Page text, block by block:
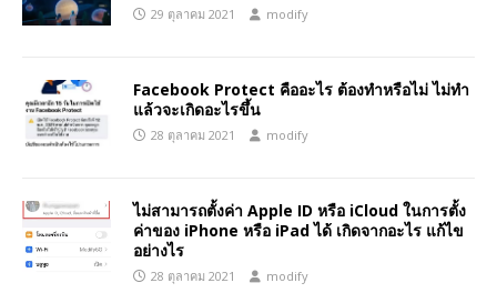
29 ตุลาคม 2021 modify
Facebook Protect คืออะไร ต้องทำหรือไม่ ไม่ทำ
แล้วจะเกิดอะไรขึ้น
28 ตุลาคม 2021 modify
ไม่สามารถตั้งค่า Apple ID หรือ iCloud ในการตั้ง
ค่าของ iPhone หรือ iPad ได้ เกิดจากอะไร แก้ไข
อย่างไร
28 ตุลาคม 2021 modify